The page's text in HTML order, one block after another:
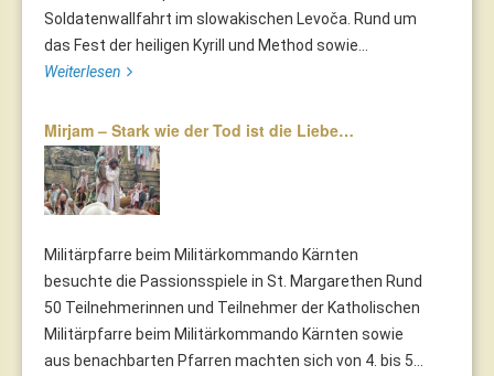
Soldatenwallfahrt im slowakischen Levoča. Rund um
das Fest der heiligen Kyrill und Method sowie...
Weiterlesen
Mirjam – Stark wie der Tod ist die Liebe…
Militärpfarre beim Militärkommando Kärnten
besuchte die Passionsspiele in St. Margarethen Rund
50 Teilnehmerinnen und Teilnehmer der Katholischen
Militärpfarre beim Militärkommando Kärnten sowie
aus benachbarten Pfarren machten sich von 4. bis 5...